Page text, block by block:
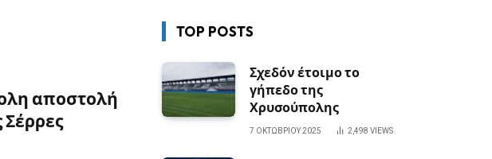
αποστολή
Σέρρες
TOP POSTS
Σχεδόν έτοιμο το
γήπεδο της
Χρυσούπολης
7 ΟΚΤΩΒΡΊΟΥ 2025 2,498 VIEWS